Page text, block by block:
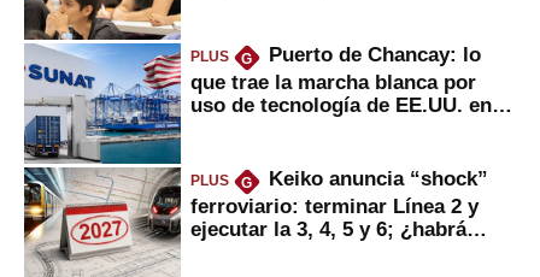
PLUS G
Puerto de Chancay: lo
que trae la marcha blanca por
uso de tecnología de EE.UU. en
PLUS G
Keiko anuncia “shock”
ferroviario: terminar Línea 2 y
ejecutar la 3, 4, 5 y 6; ¿habrá